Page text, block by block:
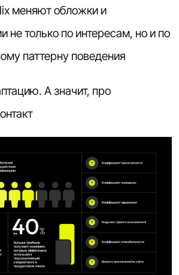
меняют обложки и
не только по интересам, но и по
паттерну поведения
А значит, про